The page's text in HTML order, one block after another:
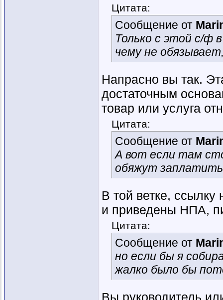
Цитата:
Сообщение от
Только с этой с/ф
чему не
Напрасно вы так.
достаточным
товар или услуга
Цитата:
Сообщение от
А вот если там
обяжут
В той ветке,
и приведены НПА,
Цитата:
Сообщение от
но если бы я
жалко было бы
Вы руководитель